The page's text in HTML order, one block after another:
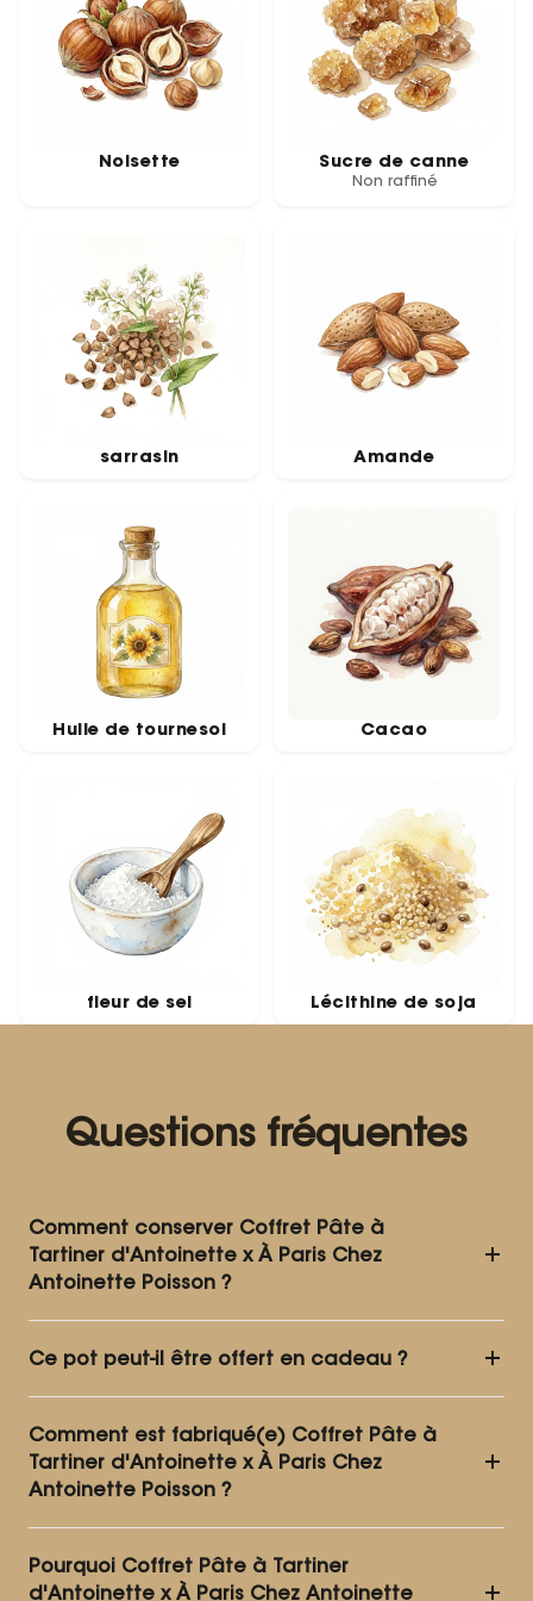
Noisette Sucre de canne
Non raffiné
sarrasin Amande
Huile de tournesol Cacao
fleur de sel Lécithine de soja
Questions fréquentes
Comment conserver Coffret Pâte à
Tartiner d'Antoinette x À Paris Chez
Antoinette Poisson ?
endroit sec et à l'abri de la lumière, avant comme
après ouverture. Après ouverture, consommez
dans le mois. Un léger déphasage avec l'huile peut
apparaître en surface : c'est tout à fait normal, il
suffit de remélanger l'ensemble pour continuer à
Ce pot peut-il être offert en cadeau ?
pour être offert. Pour accompagner votre cadeau,
plusieurs options sont disponibles sur notre site :
coffrets et boîtes cadeau (de 1 à 3 pots), sacs
shopping en deux tailles, et personnalisation de
l'étiquette sur certaines références en 250g pour
1€ par pot.
Comment est fabriqué(e) Coffret Pâte à
Tartiner d'Antoinette x À Paris Chez
Antoinette Poisson ?
Antoinette Poisson est fabriqué(e) de manière
Pourquoi Coffret Pâte à Tartiner
d'Antoinette x À Paris Chez Antoinette